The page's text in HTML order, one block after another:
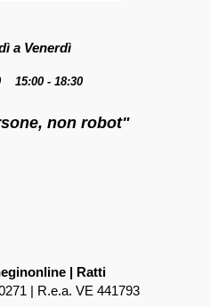
a Venerdì
15:00 - 18:30
non robot"
| Ratti
| R.e.a. VE 441793